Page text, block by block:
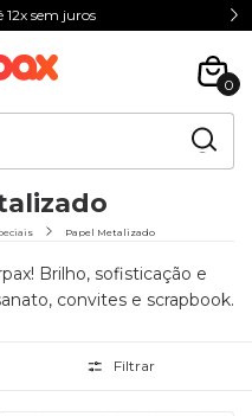
12x sem juros
0
Papel Metalizado
Brilho, sofisticação e
convites e scrapbook.
Filtrar